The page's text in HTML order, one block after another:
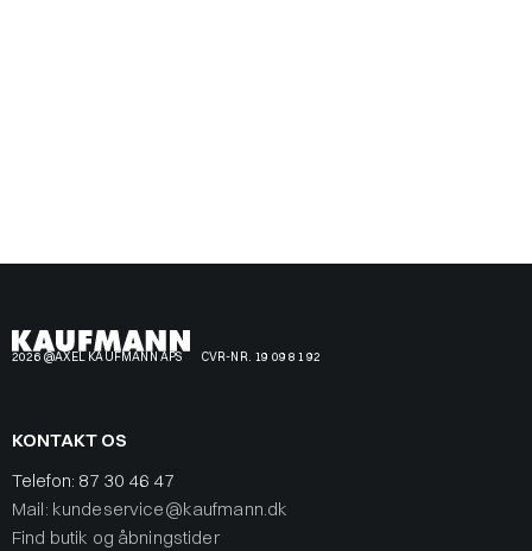
2026 @AXEL KAUFMANN APS CVR-NR. 19 09 81 92
KONTAKT OS
Telefon: 87 30 46 47
Mail: kundeservice@kaufmann.dk
Find butik og åbningstider